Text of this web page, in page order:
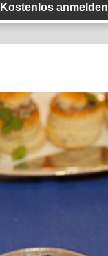
Kostenlos anmelden